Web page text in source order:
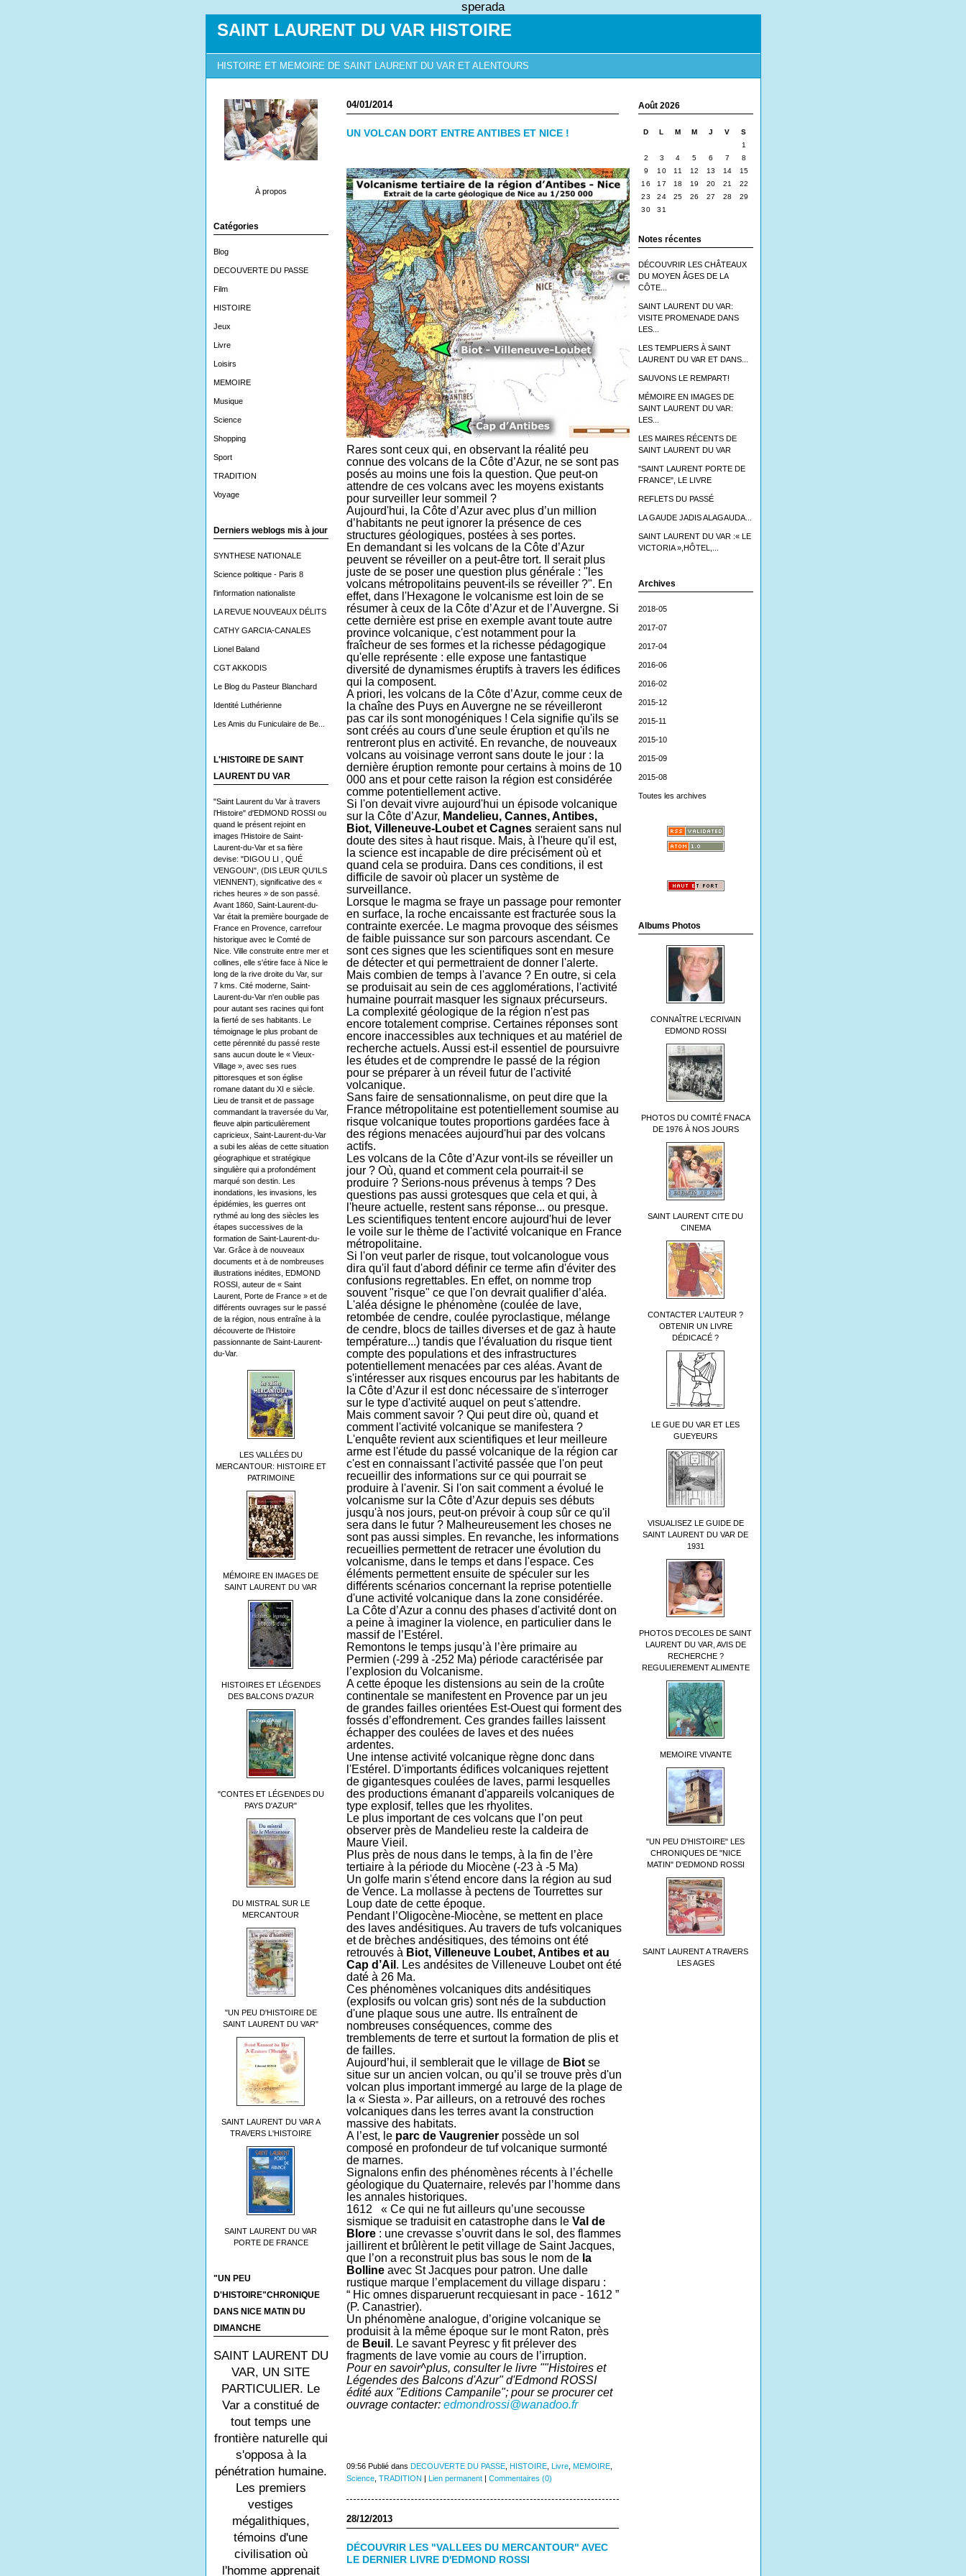
sperada
SAINT LAURENT DU VAR HISTOIRE
HISTOIRE ET MEMOIRE DE SAINT LAURENT DU VAR ET ALENTOURS
À propos
Catégories
Blog
DECOUVERTE DU PASSE
Film
HISTOIRE
Jeux
Livre
Loisirs
MEMOIRE
Musique
Science
Shopping
Sport
TRADITION
Voyage
Derniers weblogs mis à jour
SYNTHESE NATIONALE
Science politique - Paris 8
l'information nationaliste
LA REVUE NOUVEAUX DÉLITS
CATHY GARCIA-CANALES
Lionel Baland
CGT AKKODIS
Le Blog du Pasteur Blanchard
Identité Luthérienne
Les Amis du Funiculaire de Be...
L'HISTOIRE DE SAINT
LAURENT DU VAR
"Saint Laurent du Var à travers
l’Histoire" d'EDMOND ROSSI ou
quand le présent rejoint en
images l'Histoire de Saint-
Laurent-du-Var et sa fière
devise: "DIGOU LI , QUÉ
VENGOUN", (DIS LEUR QU'ILS
VIENNENT), significative des «
riches heures » de son passé.
Avant 1860, Saint-Laurent-du-
Var était la première bourgade de
France en Provence, carrefour
historique avec le Comté de
Nice. Ville construite entre mer et
collines, elle s'étire face à Nice le
long de la rive droite du Var, sur
7 kms. Cité moderne, Saint-
Laurent-du-Var n'en oublie pas
pour autant ses racines qui font
la fierté de ses habitants. Le
témoignage le plus probant de
cette pérennité du passé reste
sans aucun doute le « Vieux-
Village », avec ses rues
pittoresques et son église
romane datant du XI e siècle.
Lieu de transit et de passage
commandant la traversée du Var,
fleuve alpin particulièrement
capricieux, Saint-Laurent-du-Var
a subi les aléas de cette situation
géographique et stratégique
singulière qui a profondément
marqué son destin. Les
inondations, les invasions, les
épidémies, les guerres ont
rythmé au long des siècles les
étapes successives de la
formation de Saint-Laurent-du-
Var. Grâce à de nouveaux
documents et à de nombreuses
illustrations inédites, EDMOND
ROSSI, auteur de « Saint
Laurent, Porte de France » et de
différents ouvrages sur le passé
de la région, nous entraîne à la
découverte de l’Histoire
passionnante de Saint-Laurent-
du-Var.
LES VALLÉES DU
MERCANTOUR: HISTOIRE ET
PATRIMOINE
MÉMOIRE EN IMAGES DE
SAINT LAURENT DU VAR
HISTOIRES ET LÉGENDES
DES BALCONS D'AZUR
"CONTES ET LÉGENDES DU
PAYS D'AZUR"
DU MISTRAL SUR LE
MERCANTOUR
"UN PEU D'HISTOIRE DE
SAINT LAURENT DU VAR"
SAINT LAURENT DU VAR A
TRAVERS L'HISTOIRE
SAINT LAURENT DU VAR
PORTE DE FRANCE
"UN PEU
D'HISTOIRE"CHRONIQUE
DANS NICE MATIN DU
DIMANCHE
SAINT LAURENT DU
VAR, UN SITE
PARTICULIER. Le
Var a constitué de
tout temps une
frontière naturelle qui
s'opposa à la
pénétration humaine.
Les premiers
vestiges
mégalithiques,
témoins d'une
civilisation où
l'homme apprenait
Août 2026
D L M M J V
S
1
2
3 4 5 6 7
8
9
10 11 12 13 14
15
16
17 18 19 20 21
22
23
24 25 26 27 28
29
30
31
Notes récentes
DÉCOUVRIR LES CHÂTEAUX
DU MOYEN ÂGES DE LA
CÔTE...
SAINT LAURENT DU VAR:
VISITE PROMENADE DANS
LES...
LES TEMPLIERS À SAINT
LAURENT DU VAR ET DANS...
SAUVONS LE REMPART!
MÉMOIRE EN IMAGES DE
SAINT LAURENT DU VAR:
LES...
LES MAIRES RÉCENTS DE
SAINT LAURENT DU VAR
"SAINT LAURENT PORTE DE
FRANCE", LE LIVRE
REFLETS DU PASSÉ
LA GAUDE JADIS ALAGAUDA...
SAINT LAURENT DU VAR :« LE
VICTORIA »,HÔTEL,...
Archives
2018-05
2017-07
2017-04
2016-06
2016-02
2015-12
2015-11
2015-10
2015-09
2015-08
Toutes les archives
Albums Photos
CONNAÎTRE L'ECRIVAIN
EDMOND ROSSI
PHOTOS DU COMITÉ FNACA
DE 1976 À NOS JOURS
SAINT LAURENT CITE DU
CINEMA
CONTACTER L'AUTEUR ?
OBTENIR UN LIVRE
DÉDICACÉ ?
LE GUE DU VAR ET LES
GUEYEURS
VISUALISEZ LE GUIDE DE
SAINT LAURENT DU VAR DE
1931
PHOTOS D'ECOLES DE SAINT
LAURENT DU VAR, AVIS DE
RECHERCHE ?
REGULIEREMENT ALIMENTE
MEMOIRE VIVANTE
"UN PEU D'HISTOIRE" LES
CHRONIQUES DE "NICE
MATIN" D'EDMOND ROSSI
SAINT LAURENT A TRAVERS
LES AGES
04/01/2014
UN VOLCAN DORT ENTRE ANTIBES ET NICE !
Rares sont ceux qui, en observant la réalité peu
connue des volcans de la Côte d’Azur, ne se sont pas
posés au moins une fois la question. Que peut-on
attendre de ces volcans avec les moyens existants
pour surveiller leur sommeil ?
Aujourd'hui, la Côte d’Azur avec plus d’un million
d’habitants ne peut ignorer la présence de ces
structures géologiques, postées à ses portes.
En demandant si les volcans de la Côte d’Azur
peuvent se réveiller on a peut-être tort. Il serait plus
juste de se poser une question plus générale : "les
volcans métropolitains peuvent-ils se réveiller ?". En
effet, dans l'Hexagone le volcanisme est loin de se
résumer à ceux de la Côte d’Azur et de l’Auvergne. Si
cette dernière est prise en exemple avant toute autre
province volcanique, c'est notamment pour la
fraîcheur de ses formes et la richesse pédagogique
qu'elle représente : elle expose une fantastique
diversité de dynamismes éruptifs à travers les édifices
qui la composent.
A priori, les volcans de la Côte d’Azur, comme ceux de
la chaîne des Puys en Auvergne ne se réveilleront
pas car ils sont monogéniques! Cela signifie qu'ils se
sont créés au cours d'une seule éruption et qu'ils ne
rentreront plus en activité. En revanche, de nouveaux
volcans au voisinage verront sans doute le jour : la
dernière éruption remonte pour certains à moins de 10
000 ans et pour cette raison la région est considérée
comme potentiellement active.
Si l'on devait vivre aujourd'hui un épisode volcanique
sur la Côte d’Azur, Mandelieu, Cannes, Antibes,
Biot, Villeneuve-Loubet et Cagnesseraient sans nul
doute des sites à haut risque. Mais, à l'heure qu'il est,
la science est incapable de dire précisément où et
quand cela se produira. Dans ces conditions, il est
difficile de savoir où placer un système de
surveillance.
Lorsque le magma se fraye un passage pour remonter
en surface, la roche encaissante est fracturée sous la
contrainte exercée. Le magma provoque des séismes
de faible puissance sur son parcours ascendant. Ce
sont ces signes que les scientifiques sont en mesure
de détecter et qui permettraient de donner l'alerte.
Mais combien de temps à l'avance ? En outre, si cela
se produisait au sein de ces agglomérations, l'activité
humaine pourrait masquer les signaux précurseurs.
La complexité géologique de la région n'est pas
encore totalement comprise. Certaines réponses sont
encore inaccessibles aux techniques et au matériel de
recherche actuels. Aussi est-il essentiel de poursuivre
les études et de comprendre le passé de la région
pour se préparer à un réveil futur de l'activité
volcanique.
Sans faire de sensationnalisme, on peut dire que la
France métropolitaine est potentiellement soumise au
risque volcanique toutes proportions gardées face à
des régions menacées aujourd'hui par des volcans
actifs.
Les volcans de la Côte d’Azur vont-ils se réveiller un
jour ? Où, quand et comment cela pourrait-il se
produire ? Serions-nous prévenus à temps ? Des
questions pas aussi grotesques que cela et qui, à
l'heure actuelle, restent sans réponse... ou presque.
Les scientifiques tentent encore aujourd'hui de lever
le voile sur le thème de l'activité volcanique en France
métropolitaine.
Si l'on veut parler de risque, tout volcanologue vous
dira qu'il faut d'abord définir ce terme afin d'éviter des
confusions regrettables. En effet, on nomme trop
souvent "risque" ce que l'on devrait qualifier d’aléa.
L'aléa désigne le phénomène (coulée de lave,
retombée de cendre, coulée pyroclastique, mélange
de cendre, blocs de tailles diverses et de gaz à haute
température...) tandis que l'évaluation du risque tient
compte des populations et des infrastructures
potentiellement menacées par ces aléas. Avant de
s'intéresser aux risques encourus par les habitants de
la Côte d’Azur il est donc nécessaire de s'interroger
sur le type d'activité auquel on peut s'attendre.
Mais comment savoir ? Qui peut dire où, quand et
comment l'activité volcanique se manifestera ?
L'enquête revient aux scientifiques et leur meilleure
arme est l'étude du passé volcanique de la région car
c'est en connaissant l'activité passée que l'on peut
recueillir des informations sur ce qui pourrait se
produire à l'avenir. Si l'on sait comment a évolué le
volcanisme sur la Côte d’Azur depuis ses débuts
jusqu'à nos jours, peut-on prévoir à coup sûr ce qu'il
sera dans le futur ? Malheureusement les choses ne
sont pas aussi simples. En revanche, les informations
recueillies permettent de retracer une évolution du
volcanisme, dans le temps et dans l'espace. Ces
éléments permettent ensuite de spéculer sur les
différents scénarios concernant la reprise potentielle
d'une activité volcanique dans la zone considérée.
La Côte d’Azur a connu des phases d'activité dont on
a peine à imaginer la violence, en particulier dans le
massif de l’Estérel.
Remontons le temps jusqu’à l’ère primaire au
Permien (-299 à -252 Ma) période caractérisée par
l’explosion du Volcanisme.
A cette époque les distensions au sein de la croûte
continentale se manifestent en Provence par un jeu
de grandes failles orientées Est-Ouest qui forment des
fossés d’effondrement. Ces grandes failles laissent
échapper des coulées de laves et des nuées
ardentes.
Une intense activité volcanique règne donc dans
l'Estérel. D'importants édifices volcaniques rejettent
de gigantesques coulées de laves, parmi lesquelles
des productions émanant d'appareils volcaniques de
type explosif, telles que les rhyolites.
Le plus important de ces volcans que l’on peut
observer près de Mandelieu reste la caldeira de
Maure Vieil.
Plus près de nous dans le temps, à la fin de l’ère
tertiaire à la période du Miocène (-23 à -5 Ma)
Un golfe marin s'étend encore dans la région au sud
de Vence. La mollasse à pectens de Tourrettes sur
Loup date de cette époque.
Pendant l’Oligocène-Miocène, se mettent en place
des laves andésitiques. Au travers de tufs volcaniques
et de brèches andésitiques, des témoins ont été
retrouvés à Biot, Villeneuve Loubet, Antibes et au
Cap d’Ail . Les andésites de Villeneuve Loubet ont été
daté à 26 Ma.
Ces phénomènes volcaniques dits andésitiques
(explosifs ou volcan gris) sont nés de la subduction
d'une plaque sous une autre. Ils entraînent de
nombreuses conséquences, comme des
tremblements de terre et surtout la formation de plis et
de failles.
Aujourd’hui, il semblerait que le village de Biotse
situe sur un ancien volcan, ou qu’il se trouve près d'un
volcan plus important immergé au large de la plage de
la « Siesta ». Par ailleurs, on a retrouvé des roches
volcaniques dans les terres avant la construction
massive des habitats.
A l’est, le parc de Vaugrenierpossède un sol
composé en profondeur de tuf volcanique surmonté
de marnes.
Signalons enfin des phénomènes récents à l’échelle
géologique du Quaternaire, relevés par l’homme dans
les annales historiques.
1612
« Ce qui ne fut ailleurs qu’une secousse
sismique se traduisit en catastrophe dans le Val de
Blore: une crevasse s’ouvrit dans le sol, des flammes
jaillirent et brûlèrent le petit village de Saint Jacques,
que l’on a reconstruit plus bas sous le nom de la
Bolline avec St Jacques pour patron. Une dalle
rustique marque l’emplacement du village disparu :
“ Hic omnes disparuerunt recquiesant in pace - 1612 ”
(P. Canastrier).
Un phénomène analogue, d’origine volcanique se
produisit à la même époque sur le mont Raton, près
de Beuil . Le savant Peyresc y fit prélever des
fragments de lave vomie au cours de l’irruption.
Pour en savoir^plus, consulter le livre ""Histoires et
Légendes des Balcons d'Azur" d'Edmond ROSSI
édité aux "Editions Campanile"; pour se procurer cet
ouvrage contacter: edmondrossi@wanadoo.fr
09:56 Publié dans DECOUVERTE DU PASSE, HISTOIRE, Livre, MEMOIRE,
Science, TRADITION Lien permanent| Commentaires (0)
28/12/2013
DÉCOUVRIR LES "VALLEES DU MERCANTOUR" AVEC
LE DERNIER LIVRE D'EDMOND ROSSI